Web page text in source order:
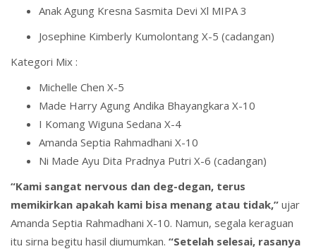
Anak Agung Kresna Sasmita Devi Xl MIPA 3
Josephine Kimberly Kumolontang X-5 (cadangan)
Kategori Mix :
Michelle Chen X-5
Made Harry Agung Andika Bhayangkara X-10
I Komang Wiguna Sedana X-4
Amanda Septia Rahmadhani X-10
Ni Made Ayu Dita Pradnya Putri X-6 (cadangan)
“Kami sangat nervous dan deg-degan, terus
memikirkan apakah kami bisa menang atau tidak,” ujar
Amanda Septia Rahmadhani X-10. Namun, segala keraguan
itu sirna begitu hasil diumumkan. “Setelah selesai, rasanya